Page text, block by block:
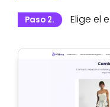
Paso 2. Elige el